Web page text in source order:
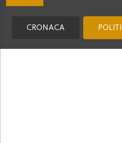
CRONACA